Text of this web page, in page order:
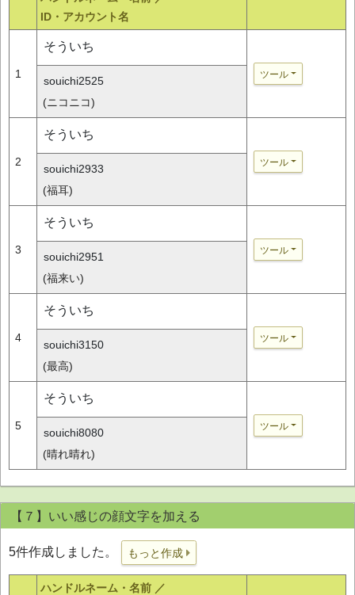
ID・アカウント名
1
そういち
ツール
souichi2525
(ニコニコ)
2
そういち
ツール
souichi2933
(福耳)
3
そういち
ツール
souichi2951
(福来い)
4
そういち
ツール
souichi3150
(最高)
5
そういち
ツール
souichi8080
(晴れ晴れ)
【７】いい感じの顔文字を加える
5件作成しました。 もっと作成
ハンドルネーム・名前 ／